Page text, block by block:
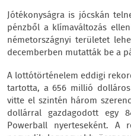
Jótékonyságra is jócskán
pénzből a klímaváltozás
németországnyi területet
decemberben mutatták be a
A lottótörténelem eddigi
tartotta, a 656 millió dolláros
vitte el szintén három
dollárral gazdagodott egy
Powerball nyerteseként. A